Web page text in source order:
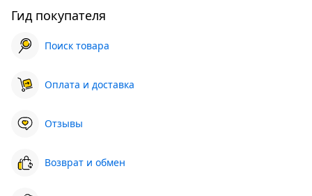
Гид покупателя
Поиск товара
Оплата и доставка
Отзывы
Возврат и обмен